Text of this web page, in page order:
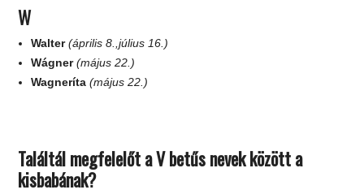
W
Walter (április 8.,július 16.)
Wágner (május 22.)
Wagneríta (május 22.)
Találtál megfelelőt a V betűs nevek között a
kisbabának?